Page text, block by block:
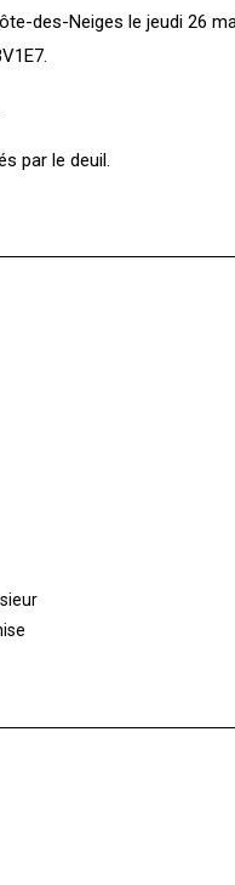
des-Neiges le jeudi 26
par le deuil.